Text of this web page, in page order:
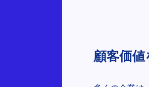
顧客価